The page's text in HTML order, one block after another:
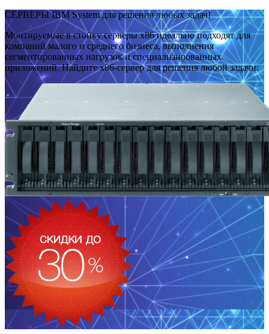
СЕРВЕРЫ IBM System для решения любых задач!
Монтируемые в стойку серверы x86 идеально подходят для
компаний малого и среднего бизнеса, выполнения
сегментированных нагрузок и специализированных
приложений. Найдите x86-сервер для решения любой задачи.